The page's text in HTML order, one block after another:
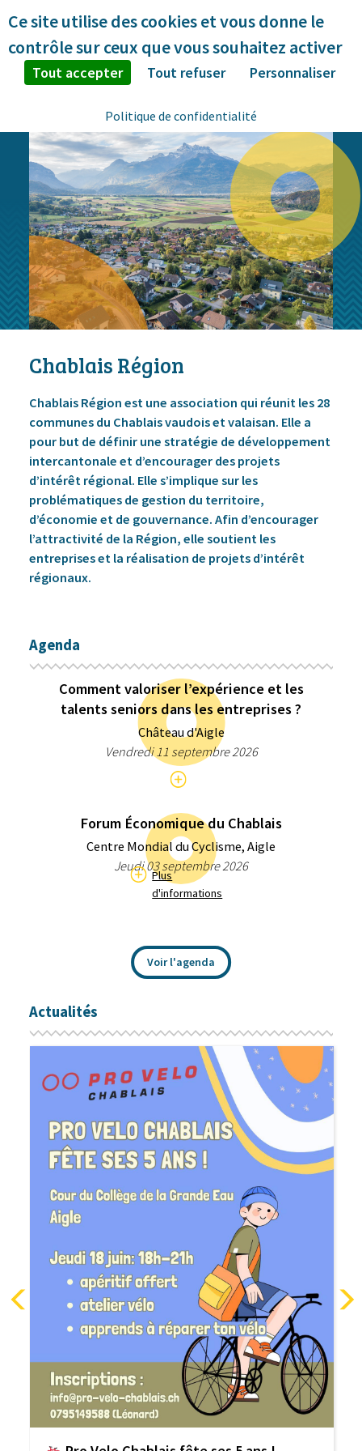
Chablais Région
Chablais Région est une association qui réunit les 28
communes du Chablais vaudois et valaisan. Elle a
pour but de définir une stratégie de développement
intercantonale et d’encourager des projets
d’intérêt régional. Elle s’implique sur les
problématiques de gestion du territoire,
d’économie et de gouvernance. Afin d’encourager
l’attractivité de la Région, elle soutient les
entreprises et la réalisation de projets d’intérêt
régionaux.
Agenda
Comment valoriser l’expérience et les
talents seniors dans les entreprises ?
Château d'Aigle
Vendredi 11 septembre 2026
Forum Économique du Chablais
Centre Mondial du Cyclisme, Aigle
Jeudi 03 septembre 2026
Plus
d'informations
Voir l'agenda
Actualités
Ce site utilise des cookies et vous donne le
contrôle sur ceux que vous souhaitez activer
Tout accepter Tout refuser Personnaliser
Politique de confidentialité